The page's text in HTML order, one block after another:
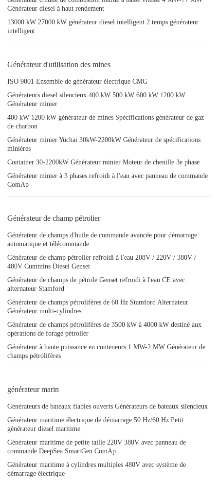
Générateur diesel à haut rendement
13000 kW 27000 kW générateur diesel intelligent 2 temps générateur
intelligent
Générateur d'utilisation des mines
ISO 9001 Ensemble de générateur électrique CMG
Générateurs diesel silencieux 400 kW 500 kW 600 kW 1200 kW
Générateur minier
400 kW 1200 kW générateur de mines Spécifications générateur de gaz
de charbon
Générateur minier Yuchai 30kW-2200kW Générateur de spécifications
minières
Container 30-2200kW Générateur minier Moteur de chenille 3e phase
Générateur minier à 3 phases refroidi à l'eau avec panneau de commande
ComAp
Générateur de champ pétrolier
Générateur de champs d'huile de commande avancée pour démarrage
automatique et télécommande
Générateur de champ pétrolier refroidi à l'eau 208V / 220V / 380V /
480V Cummins Diesel Genset
Générateur de champs de pétrole Genset refroidi à l'eau CE avec
alternateur Stamford
Générateur de champs pétrolifères de 60 Hz Stamford Alternateur
Générateur multi-cylindres
Générateur de champs pétrolifères de 3500 kW à 4000 kW destiné aux
opérations de forage pétrolier
Générateur à haute puissance en conteneurs 1 MW-2 MW Générateur de
champs pétrolifères
générateur marin
Générateurs de bateaux fiables ouverts Générateurs de bateaux silencieux
Générateur maritime électrique de démarrage 50 Hz/60 Hz Petit
générateur diesel maritime
Générateur maritime de petite taille 220V 380V avec panneau de
commande DeepSea SmartGen ComAp
Générateur maritime à cylindres multiples 480V avec système de
démarrage électrique